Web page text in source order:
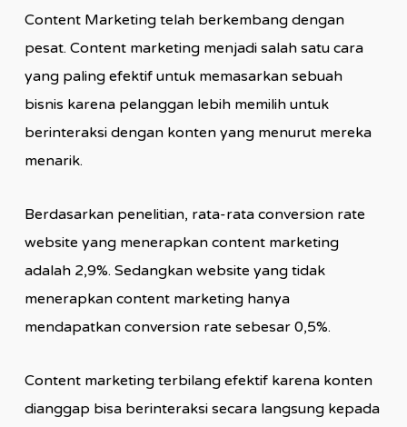
Content Marketing telah berkembang dengan
pesat. Content marketing menjadi salah satu cara
yang paling efektif untuk memasarkan sebuah
bisnis karena pelanggan lebih memilih untuk
berinteraksi dengan konten yang menurut mereka
menarik.
Berdasarkan penelitian, rata-rata conversion rate
website yang menerapkan content marketing
adalah 2,9%. Sedangkan website yang tidak
menerapkan content marketing hanya
mendapatkan conversion rate sebesar 0,5%.
Content marketing terbilang efektif karena konten
dianggap bisa berinteraksi secara langsung kepada